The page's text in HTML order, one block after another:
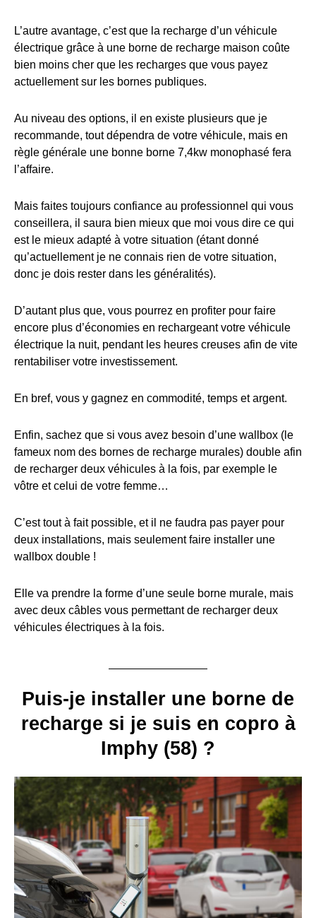
L’autre avantage, c’est que la recharge d’un véhicule
électrique grâce à une borne de recharge maison coûte
bien moins cher que les recharges que vous payez
actuellement sur les bornes publiques.
Au niveau des options, il en existe plusieurs que je
recommande, tout dépendra de votre véhicule, mais en
règle générale une bonne borne 7,4kw monophasé fera
l’affaire.
Mais faites toujours confiance au professionnel qui vous
conseillera, il saura bien mieux que moi vous dire ce qui
est le mieux adapté à votre situation (étant donné
qu’actuellement je ne connais rien de votre situation,
donc je dois rester dans les généralités).
D’autant plus que, vous pourrez en profiter pour faire
encore plus d’économies en rechargeant votre véhicule
électrique la nuit, pendant les heures creuses afin de vite
rentabiliser votre investissement.
En bref, vous y gagnez en commodité, temps et argent.
Enfin, sachez que si vous avez besoin d’une wallbox (le
fameux nom des bornes de recharge murales) double afin
de recharger deux véhicules à la fois, par exemple le
vôtre et celui de votre femme…
C’est tout à fait possible, et il ne faudra pas payer pour
deux installations, mais seulement faire installer une
wallbox double !
Elle va prendre la forme d’une seule borne murale, mais
avec deux câbles vous permettant de recharger deux
véhicules électriques à la fois.
Puis-je installer une borne de
recharge si je suis en copro à
Imphy (58) ?